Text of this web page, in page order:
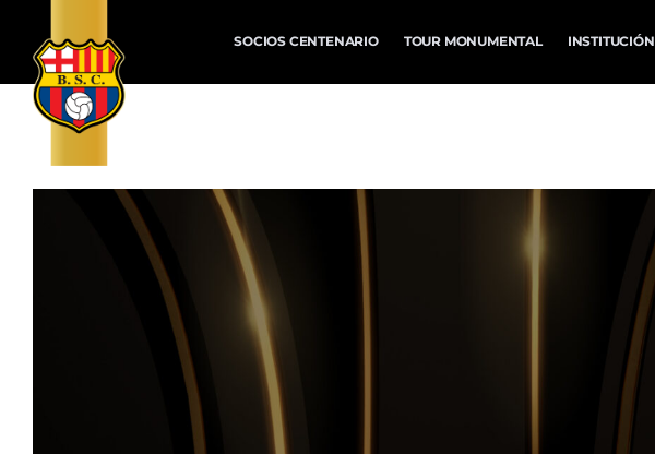
SOCIOS CENTENARIO TOUR MONUMENTAL INSTITUCIÓN